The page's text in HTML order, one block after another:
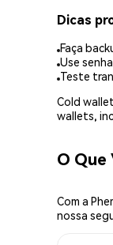
Dicas
Faça
Use
Teste
Cold
wallets,
O Que
Com a
nossa